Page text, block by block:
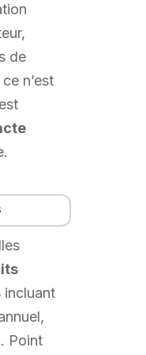
de
n’est
incluant
Point